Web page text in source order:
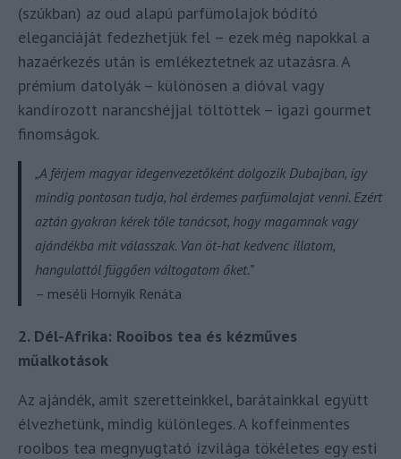
(szúkban) az oud alapú parfümolajok bódító
eleganciáját fedezhetjük fel – ezek még napokkal a
hazaérkezés után is emlékeztetnek az utazásra. A
prémium datolyák – különösen a dióval vagy
kandírozott narancshéjjal töltöttek – igazi gourmet
finomságok.
„A férjem magyar idegenvezetőként dolgozik Dubajban, így
mindig pontosan tudja, hol érdemes parfümolajat venni. Ezért
aztán gyakran kérek tőle tanácsot, hogy magamnak vagy
ajándékba mit válasszak. Van öt-hat kedvenc illatom,
hangulattól függően váltogatom őket.”
– meséli Hornyik Renáta
2. Dél-Afrika: Rooibos tea és kézműves
műalkotások
Az ajándék, amit szeretteinkkel, barátainkkal együtt
élvezhetünk, mindig különleges. A koffeinmentes
rooibos tea megnyugtató ízvilága tökéletes egy esti